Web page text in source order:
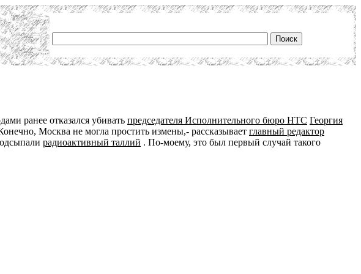
ранее отказался убивать председателя Исполнительного бюро НТС Георгия
Москва не могла простить измены,- рассказывает главный редактор
радиоактивный таллий . По-моему, это был первый случай такого